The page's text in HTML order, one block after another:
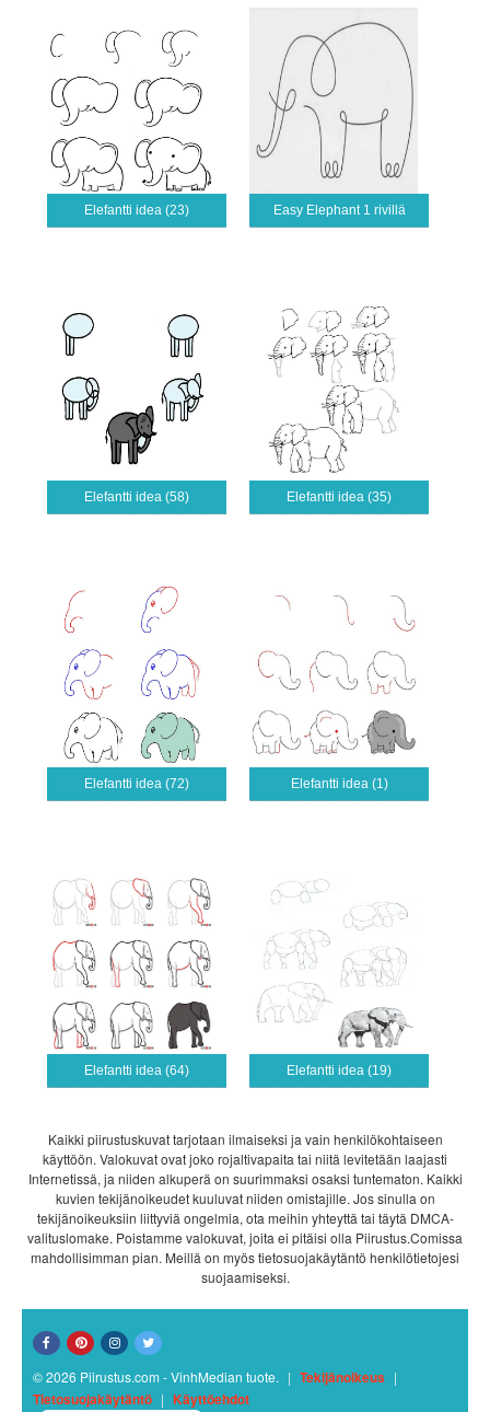
Elefantti idea (23) Easy Elephant 1 rivillä
Elefantti idea (58) Elefantti idea (35)
Elefantti idea (72) Elefantti idea (1)
Elefantti idea (64) Elefantti idea (19)
Kaikki piirustuskuvat tarjotaan ilmaiseksi ja vain henkilökohtaiseen
käyttöön. Valokuvat ovat joko rojaltivapaita tai niitä levitetään laajasti
Internetissä, ja niiden alkuperä on suurimmaksi osaksi tuntematon. Kaikki
kuvien tekijänoikeudet kuuluvat niiden omistajille. Jos sinulla on
tekijänoikeuksiin liittyviä ongelmia, ota meihin yhteyttä tai täytä DMCA-
valituslomake. Poistamme valokuvat, joita ei pitäisi olla Piirustus.Comissa
mahdollisimman pian. Meillä on myös tietosuojakäytäntö henkilötietojesi
suojaamiseksi.
© 2026 Piirustus.com - VinhMedian tuote. | Tekijänoikeus |
Tietosuojakäytäntö | Käyttöehdot